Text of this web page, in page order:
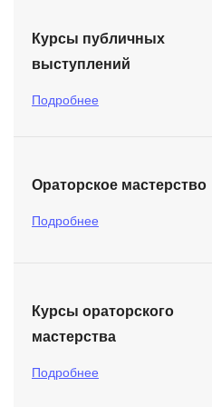
Курсы публичных
выступлений
Подробнее
Ораторское мастерство
Подробнее
Курсы ораторского
мастерства
Подробнее